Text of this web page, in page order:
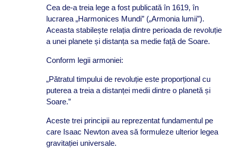
Cea de-a treia lege a fost publicată în 1619, în
lucrarea „Harmonices Mundi” („Armonia lumii”).
Aceasta stabilește relația dintre perioada de revoluție
a unei planete și distanța sa medie față de Soare.
Conform legii armoniei:
„Pătratul timpului de revoluție este proporțional cu
puterea a treia a distanței medii dintre o planetă și
Soare.”
Aceste trei principii au reprezentat fundamentul pe
care Isaac Newton avea să formuleze ulterior legea
gravitației universale.